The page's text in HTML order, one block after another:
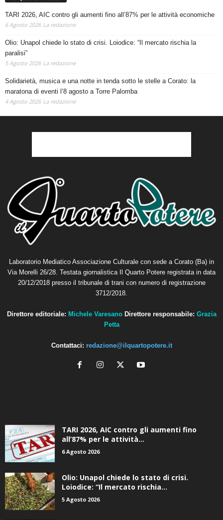
TARI 2026, AIC contro gli aumenti fino all’87% per le attività economiche
6 Agosto 2026 La redazione
Olio: Unapol chiede lo stato di crisi. Loiodice: “Il mercato rischia la
paralisi”
5 Agosto 2026 La redazione
Solidarietà, musica e una notte in tenda sotto le stelle a Corato: la
maratona di eventi l’8 agosto a Torre Palomba
4 Agosto 2026 La redazione
Laboratorio Mediatico Associazione Culturale con sede a Corato (Ba) in
Via Morelli 26/28. Testata giornalistica Il Quarto Potere registrata in data
20/12/2018 presso il tribunale di trani con numero di registrazione
3712/2018.
Direttore editoriale: Michele Varesano Direttore responsabile: Grazia
Petta
Contattaci: redazione@ilquartopotere.it
TARI 2026, AIC contro gli aumenti fino
all’87% per le attività...
6 Agosto 2026
Olio: Unapol chiede lo stato di crisi.
Loiodice: “Il mercato rischia...
5 Agosto 2026